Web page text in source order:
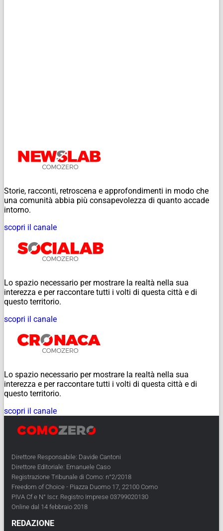
Storie, racconti, retroscena e approfondimenti in modo che
una comunità abbia più consapevolezza di quanto accade
intorno.
scopri il canale
Lo spazio necessario per mostrare la realtà nella sua
interezza e per raccontare tutti i volti di questa città e di
questo territorio.
scopri il canale
Lo spazio necessario per mostrare la realtà nella sua
interezza e per raccontare tutti i volti di questa città e di
questo territorio.
scopri il canale
Direttore Responsabile: Davide Cantoni
Direttore Editoriale: Emanuele Caso
Registrazione Tribunale di Como: n°2/2018
Freedom of Choice - Piazza Duomo 17, 22100 Como
PIVA Cf e N° Iscr. Registro Imprese 03799020130
Online dal 14 febbraio 2018
REDAZIONE